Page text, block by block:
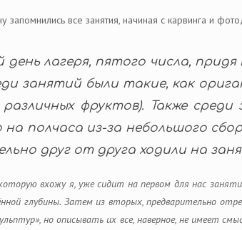
запомнились все занятия, начиная с карвинга и
лагеря, пятого числа,
занятий были такие, как
различных фруктов). Также
на полчаса из-за небольшого
друг от друга ходили на
вхожу я, уже сидит на первом для нас
глубины. Затем из вторых, предварительно
но описывать их все, наверное, не имеет